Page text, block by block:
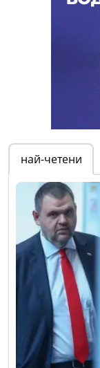
най-четени